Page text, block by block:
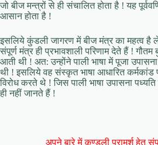
जो बीज मन्त्रों से ही संचालित होता है ! यह
आसान होता है !
इसलिये कुंडली जागरण में बीज मंत्र का महत्व है
संपूर्ण मंत्र ही प्रभावशाली परिणाम देते हैं !
आती थी ! अत: उन्होंने पाली भाषा में पूजा
थी ! इसलिये वह संस्कृत भाषा आधारित कर्मकांड
विरोध करते थे ! जिस पाली भाषा उपासना
ही नहीं जानते हैं !
अपने बारे में कुण्डली परामर्श हेतु